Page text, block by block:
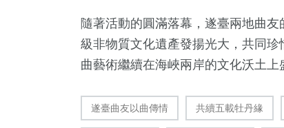
隨著活動的圓滿落幕，遂臺兩地曲
級非物質文化遺產發揚光大，共同
曲藝術繼續在海峽兩岸的文化沃土上
遂臺曲友以曲傳情 共續五載牡丹緣